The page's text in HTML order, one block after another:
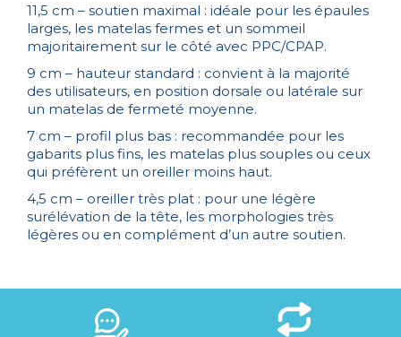
11,5 cm – soutien maximal : idéale pour les épaules
larges, les matelas fermes et un sommeil
majoritairement sur le côté avec PPC/CPAP.
9 cm – hauteur standard : convient à la majorité
des utilisateurs, en position dorsale ou latérale sur
un matelas de fermeté moyenne.
7 cm – profil plus bas : recommandée pour les
gabarits plus fins, les matelas plus souples ou ceux
qui préfèrent un oreiller moins haut.
4,5 cm – oreiller très plat : pour une légère
surélévation de la tête, les morphologies très
légères ou en complément d’un autre soutien.